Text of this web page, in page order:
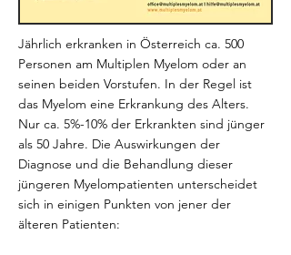
Jährlich erkranken in Österreich ca. 500
Personen am Multiplen Myelom oder an
seinen beiden Vorstufen. In der Regel ist
das Myelom eine Erkrankung des Alters.
Nur ca. 5%-10% der Erkrankten sind jünger
als 50 Jahre. Die Auswirkungen der
Diagnose und die Behandlung dieser
jüngeren Myelompatienten unterscheidet
sich in einigen Punkten von jener der
älteren Patienten: